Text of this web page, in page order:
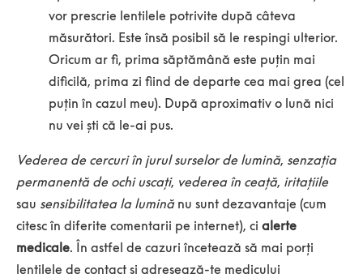
vor prescrie lentilele potrivite după câteva
măsurători. Este însă posibil să le respingi ulterior.
Oricum ar fi, prima săptămână este puțin mai
dificilă, prima zi fiind de departe cea mai grea (cel
puțin în cazul meu). După aproximativ o lună nici
nu vei ști că le-ai pus.
Vederea de cercuri în jurul surselor de lumină, senzația
permanentă de ochi uscați, vederea în ceață, iritațiile
sau sensibilitatea la luminănu sunt dezavantaje (cum
citesc în diferite comentarii pe internet), ci alerte
medicale. În astfel de cazuri încetează să mai porți
lentilele de contact și adresează-te medicului